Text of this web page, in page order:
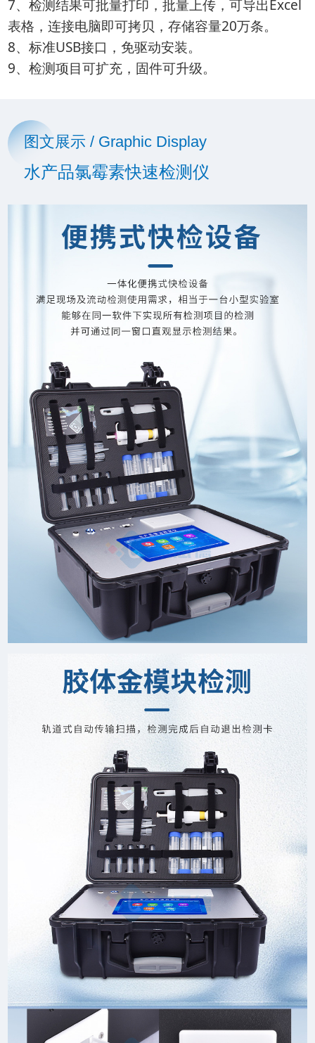
7、检测结果可批量打印，批量上传，可导出Excel
表格，连接电脑即可拷贝，存储容量20万条。
8、标准USB接口，免驱动安装。
9、检测项目可扩充，固件可升级。
图文展示 / Graphic Display
水产品氯霉素快速检测仪